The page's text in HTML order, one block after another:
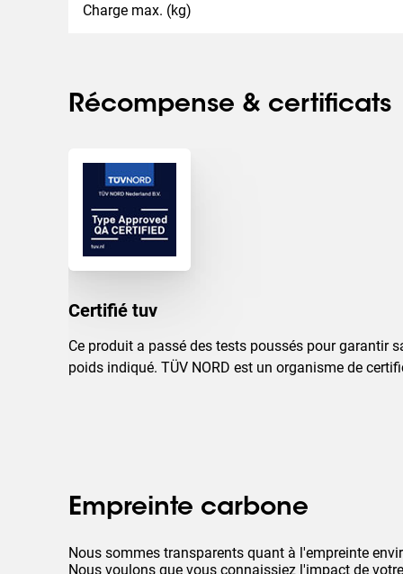
Charge max. (kg)
Récompense & certificats
Certifié tuv
Ce produit a passé des tests poussés pour garantir
poids indiqué. TÜV NORD est un organisme de
Empreinte carbone
Nous sommes transparents quant à l'empreinte
Nous voulons que vous connaissiez l'impact de